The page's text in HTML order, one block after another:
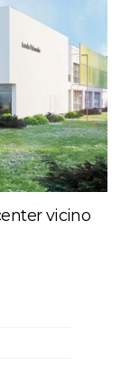
vicino